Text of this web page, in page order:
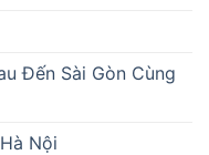
Đến Sài Gòn Cùng
Nội